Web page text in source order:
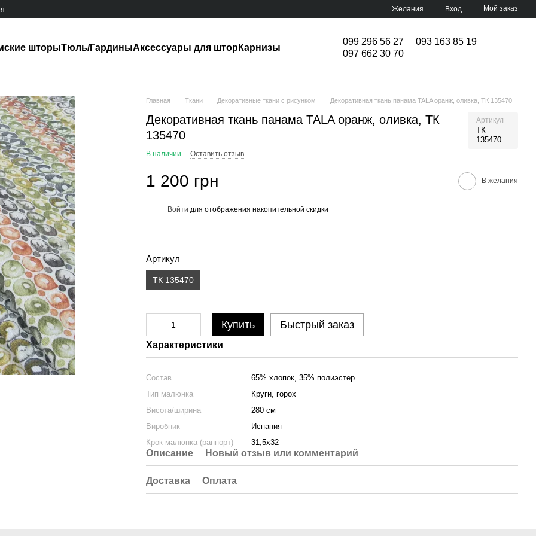
Желания Вход Мой заказ
шторыТюль/ГардиныАксессуары для шторКарнизы
099 296 56 27
093 163 85 19
097 662 30 70
Главная Ткани Декоративные ткани с рисунком Декоративная ткань панама TALA оранж, оливка, ТК 135470
Декоративная ткань панама TALA оранж, оливка, ТК
135470
Артикул
ТК
135470
В наличии Оставить отзыв
1 200 грн В желания
Войти для отображения накопительной скидки
Артикул
ТК 135470
Купить Быстрый заказ
Характеристики
Состав
65% хлопок, 35% полиэстер
Тип малюнка
Круги, горох
Висота/ширина
280 см
Виробник
Испания
Крок малюнка (раппорт)
31,5х32
Описание Новый отзыв или комментарий
Доставка Оплата